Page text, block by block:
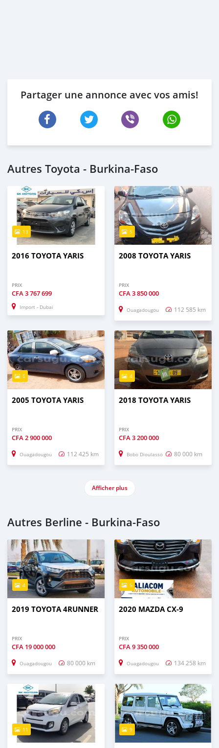
Partager une annonce avec vos amis!
Autres Toyota - Burkina-Faso
13
2016 TOYOTA YARIS
PRIX
CFA3 767 699
Import - Dubai
5
2008 TOYOTA YARIS
PRIX
CFA3 850 000
Ouagadougou 112 585 km
5
2005 TOYOTA YARIS
PRIX
CFA2 900 000
Ouagadougou 112 425 km
4
2018 TOYOTA YARIS
PRIX
CFA3 200 000
Bobo Dioulasso 80 000 km
Afficher plus
Autres Berline - Burkina-Faso
4
2019 TOYOTA 4RUNNER
PRIX
CFA 19 000 000
Ouagadougou 80 000 km
5
2020 MAZDA CX-9
PRIX
CFA9 350 000
Ouagadougou 134 258 km
11 9